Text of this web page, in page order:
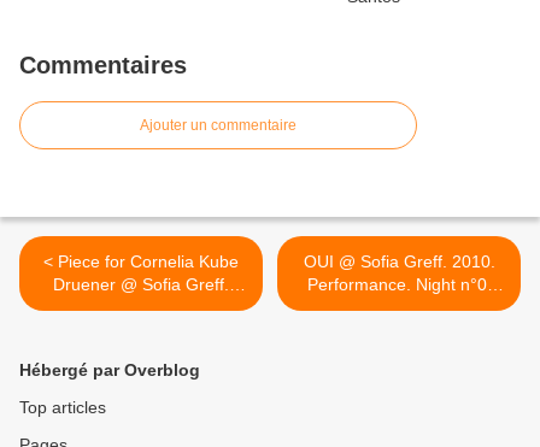
Commentaires
Ajouter un commentaire
< Piece for Cornelia Kube
Druener @ Sofia Greff.
2011. Francfort
OUI @ Sofia Greff. 2010.
Performance. Night n°0.
Bar Lane Studios. York. UK
Hébergé par Overblog
Top articles